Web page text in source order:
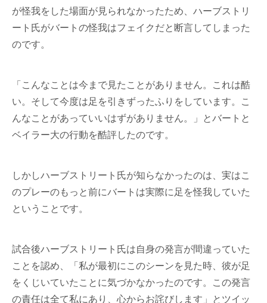
が怪我をした場面が見られなかったため、ハーブストリ
ート氏がバートの怪我はフェイクだと断言してしまった
のです。
「こんなことは今まで見たことがありません。これは酷
い。そして今度は足を引きずったふりをしています。こ
んなことがあっていいはずがありません。」とバートと
ベイラー大の行動を酷評したのです。
しかしハーブストリート氏が知らなかったのは、実はこ
のプレーのもっと前にバートは実際に足を怪我していた
ということです。
試合後ハーブストリート氏は自身の発言が間違っていた
ことを認め、「私が最初にこのシーンを見た時、彼が足
をくじいていたことに気づかなかったのです。この発言
の責任は全て私にあり、心からお詫びします」とツイッ